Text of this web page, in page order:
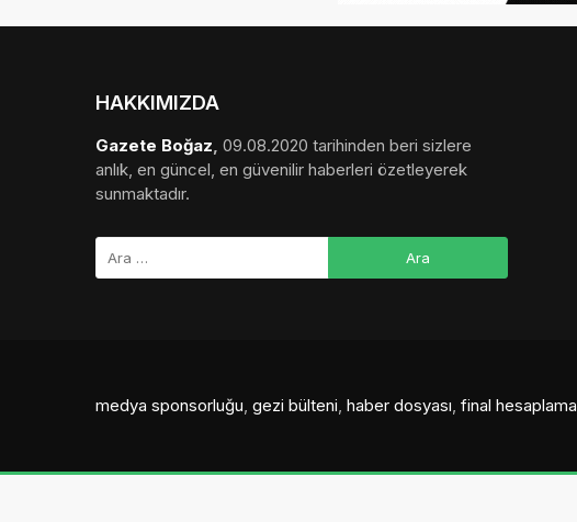
HAKKIMIZDA
Gazete Boğaz, 09.08.2020 tarihinden beri sizlere
anlık, en güncel, en güvenilir haberleri özetleyerek
sunmaktadır.
medya sponsorluğu, gezi bülteni, haber dosyası, final hesaplama